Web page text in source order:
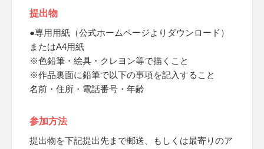
提出物
●専用用紙（公式ホームページよりダウンロード）
またはA4用紙
※色鉛筆・絵具・クレヨン等で描くこと
※作品裏面に鉛筆で以下の事項を記入すること
名前・住所・電話番号・年齢
参加方法
提出物を下記提出先まで郵送、もしくは最寄りのア